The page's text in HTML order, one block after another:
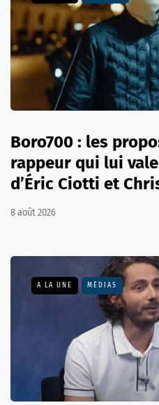
Boro700 : les
rappeur qui lui
d’Éric Ciotti et
8 août 2026
A LA UNE MÉDIAS